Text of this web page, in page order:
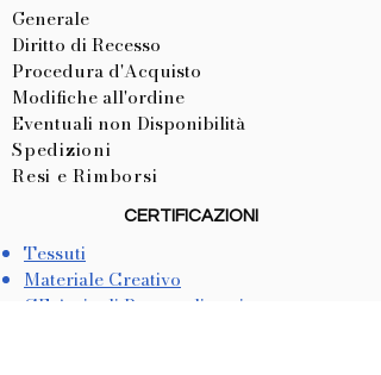
Generale
Diritto di Recesso
Procedura d'Acquisto
Modifiche all'ordine
Eventuali non Disponibilità
Spedizioni
Resi e Rimborsi
CERTIFICAZIONI
Tessuti
Materiale Creativo
CE Articoli Personalizzati